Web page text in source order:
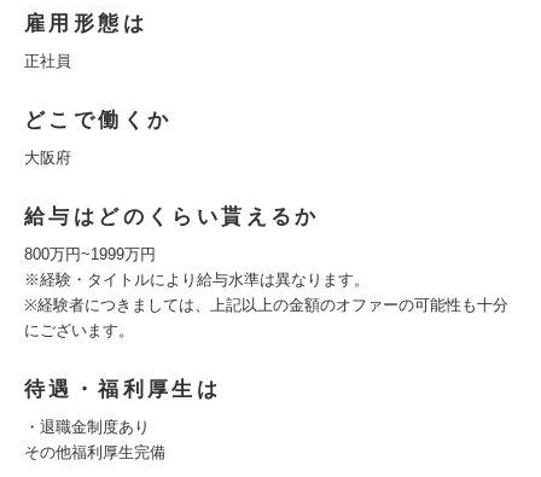
雇用形態は
正社員
どこで働くか
大阪府
給与はどのくらい貰えるか
800万円~1999万円
※経験・タイトルにより給与水準は異なります。
※経験者につきましては、上記以上の金額のオファーの可能性も十分
にございます。
待遇・福利厚生は
・退職金制度あり
その他福利厚生完備